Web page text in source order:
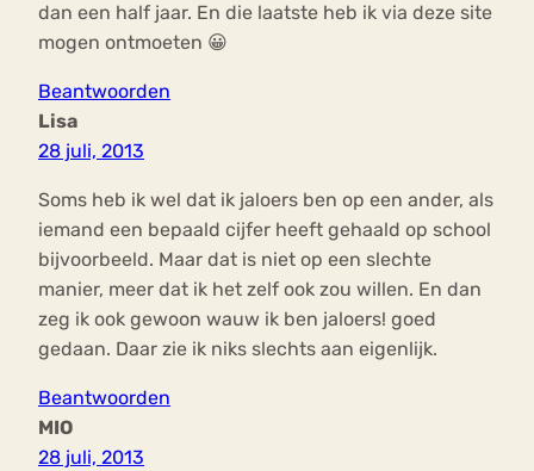
dan een half jaar. En die laatste heb ik via deze site
mogen ontmoeten 😀
Beantwoorden
Lisa
28 juli, 2013
Soms heb ik wel dat ik jaloers ben op een ander, als
iemand een bepaald cijfer heeft gehaald op school
bijvoorbeeld. Maar dat is niet op een slechte
manier, meer dat ik het zelf ook zou willen. En dan
zeg ik ook gewoon wauw ik ben jaloers! goed
gedaan. Daar zie ik niks slechts aan eigenlijk.
Beantwoorden
MIO
28 juli, 2013